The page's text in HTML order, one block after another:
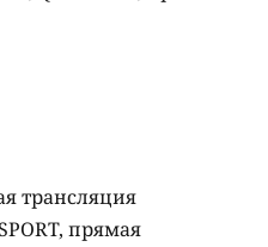
трансляция
прямая